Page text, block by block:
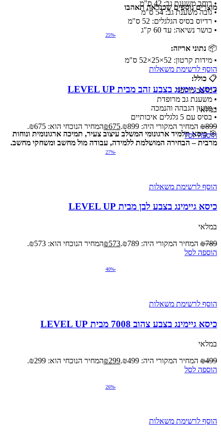
• רוחב משענת גב: 42 ס"מ
• גובה משענת גב: 54 ס"מ
• רדיוס בסיס הגלגלים: 52 ס"מ
• כושר נשיאה: עד 60 ק"ג
📦 נתוני אריזה:
• מידות קרטון: 52×25×52 ס"מ
📋 כולל:
• מושב מרופד
• משענת גב מרופדת
• מנגנון הגבהה והנמכה
• בסיס עם 5 גלגלים איכותיים
🎯כיסא תלמיד ארגונומי המשלב עיצוב צעיר, תמיכה ארגונומית ונוחות
מרבית – הבחירה המושלמת ללמידה, עבודה מול מחשב ומשחקי מחשב.
מוצרים נוספים שכנראה תאהבו
-25%
הוסף לרשימת משאלות
כיסא גיימינג בצבע זהב מבית LEVEL UP
במלאי
₪899 המחיר המקורי היה: ₪899. ₪675
המחיר הנוכחי הוא: ₪675.
הוספה לסל
-27%
הוסף לרשימת משאלות
כיסא גיימינג בצבע לבן מבית LEVEL UP
במלאי
₪789 המחיר המקורי היה: ₪789. ₪573
המחיר הנוכחי הוא: ₪573.
הוספה לסל
-40%
הוסף לרשימת משאלות
כיסא גיימינג בצבע צהוב 7008 מבית LEVEL UP
במלאי
₪499 המחיר המקורי היה: ₪499. ₪299
המחיר הנוכחי הוא: ₪299.
הוספה לסל
-26%
הוסף לרשימת משאלות